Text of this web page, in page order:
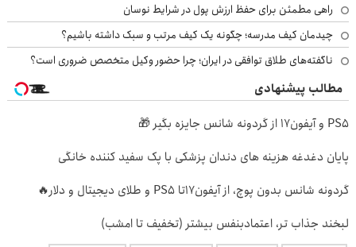
راهی مطمئن برای حفظ ارزش پول در شرایط نوسان
چیدمان کیف مدرسه؛ چگونه یک کیف مرتب و سبک داشته باشیم؟
ناگفته‌های طلاق توافقی در ایران؛ چرا حضور وکیل متخصص ضروری است؟
مطالب پیشنهادی
PS5 و آیفون17 از گردونه شانس جایزه بگیر 🎁
پایان دغدغه هزینه های دندان پزشکی با پک سفید کننده خانگی
گردونه شانس بدون پوچ، از آیفون17تا PS5 و طلای دیجیتال و دلار🔥
لبخند جذاب تر، اعتمادبنفس بیشتر (تخفیف تا امشب)